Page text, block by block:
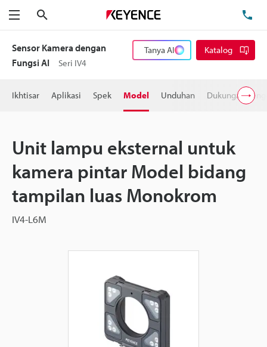
Menu
Sensor Kamera dengan
Fungsi AI
Seri IV4
Tanya AI Katalog
Ikhtisar Aplikasi Spek Model Unduhan Dukungan
Unit lampu eksternal untuk
kamera pintar Model bidang
tampilan luas Monokrom
IV4-L6M